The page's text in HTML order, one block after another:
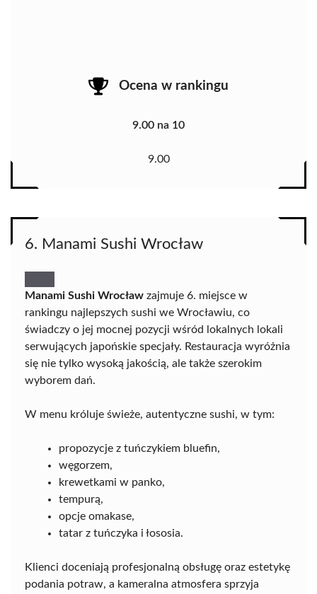
Ocena w rankingu
9.00 na 10
9.00
6. Manami Sushi Wrocław
Manami Sushi Wrocław zajmuje 6. miejsce w
rankingu najlepszych sushi we Wrocławiu, co
świadczy o jej mocnej pozycji wśród lokalnych lokali
serwujących japońskie specjały. Restauracja wyróżnia
się nie tylko wysoką jakością, ale także szerokim
wyborem dań.
W menu króluje świeże, autentyczne sushi, w tym:
propozycje z tuńczykiem bluefin,
węgorzem,
krewetkami w panko,
tempurą,
opcje omakase,
tatar z tuńczyka i łososia.
Klienci doceniają profesjonalną obsługę oraz estetykę
podania potraw, a kameralna atmosfera sprzyja